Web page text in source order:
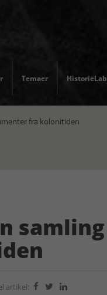
Temaer HistorieLab
fra kolonitiden
samling
artikel:   